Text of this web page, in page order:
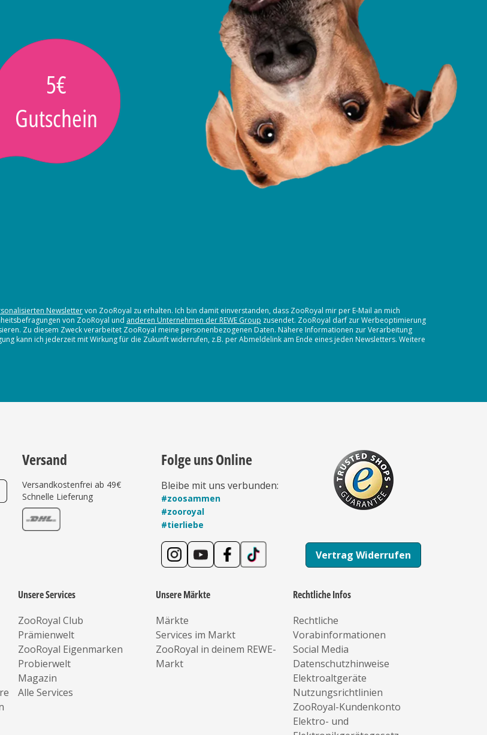
5€
Gutschein
Newslettervon ZooRoyal zu erhalten. Ich bin damit einverstanden, dass ZooRoyal mir per E-Mail an mich
von ZooRoyal und anderen Unternehmen der REWE Group zusendet. ZooRoyal darf zur Werbeoptimierung
Zu diesem Zweck verarbeitet ZooRoyal meine personenbezogenen Daten. Nähere Informationen zur Verarbeitung
kann ich jederzeit mit Wirkung für die Zukunft widerrufen, z.B. per Abmeldelink am Ende eines jeden Newsletters. Weitere
Versand
Versandkostenfrei ab 49€
Schnelle Lieferung
Folge uns Online
Bleibe mit uns verbunden:
#zoosammen
#zooroyal
#tierliebe
Vertrag Widerrufen
Unsere Services
ZooRoyal Club
Prämienwelt
ZooRoyal Eigenmarken
Probierwelt
Magazin
Alle Services
Unsere Märkte
Märkte
Services im Markt
ZooRoyal in deinem REWE-
Markt
Rechtliche Infos
Rechtliche
Vorabinformationen
Social Media
Datenschutzhinweise
Elektroaltgeräte
Nutzungsrichtlinien
ZooRoyal-Kundenkonto
Elektro- und